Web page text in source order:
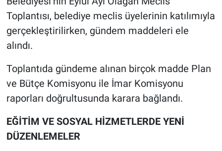
Toplantısı, belediye meclis üyelerinin katılımıyla
gerçekleştirilirken, gündem maddeleri ele
alındı.
Toplantıda gündeme alınan birçok madde Plan
ve Bütçe Komisyonu ile İmar Komisyonu
raporları doğrultusunda karara bağlandı.
EĞİTİM VE SOSYAL HİZMETLERDE YENİ
DÜZENLEMELER